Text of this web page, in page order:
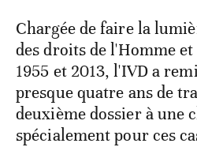
Chargée de faire la
des droits de l'Homme
1955 et 2013, l'IVD a
presque quatre ans de
deuxième dossier à une
spécialement pour ces